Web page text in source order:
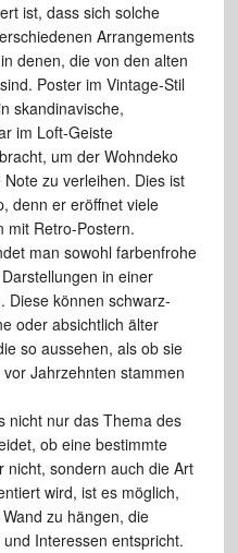
ist, dass sich solche
Arrangements
denen, die von den alten
Poster im Vintage-Stil
skandinavische,
im Loft-Geiste
um der Wohndeko
zu verleihen. Dies ist
denn er eröffnet viele
mit Retro-Postern.
man sowohl farbenfrohe
in einer
Diese können schwarz-
oder absichtlich älter
so aussehen, als ob sie
Jahrzehnten stammen
nicht nur das Thema des
ob eine bestimmte
nicht, sondern auch die Art
wird, ist es möglich,
zu hängen, die
Interessen entspricht.